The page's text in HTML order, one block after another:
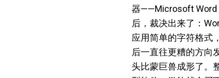
器——Microsoft Word
后，裁决出来了：
应用简单的字符格式
后一直往更糟的方向
头比蒙巨兽成形了。